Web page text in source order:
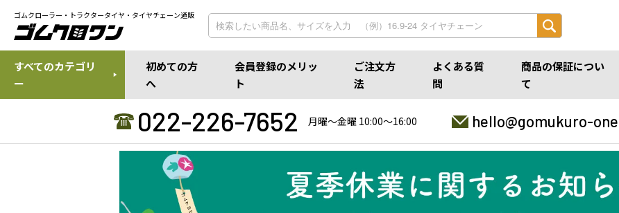
ゴムクローラー・トラクタータイヤ・タイヤチェーン通販
すべてのカテゴリ
ー
初めての方
へ
会員登録のメリッ
ト
ご注文方
法
よくある質
問
商品の保証につい
て
022-226-7652 月曜〜金曜 10:00〜16:00 hello@gomukuro-